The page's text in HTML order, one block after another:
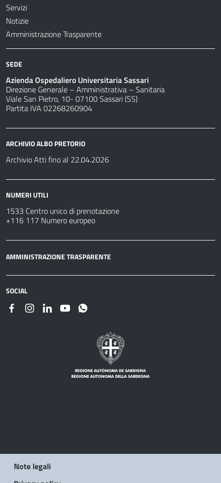
Servizi
Notizie
Amministrazione Trasparente
SEDE
Azienda Ospedaliero Universitaria Sassari
Direzione Generale – Amministrativa – Sanitaria
Viale San Pietro, 10- 07100 Sassari (SS)
Partita IVA 02268260904
ARCHIVIO ALBO PRETORIO
Archivio Atti fino al 22.04.2026
NUMERI UTILI
1533 Centro unico di prenotazione
+116 117 Numero europeo
AMMINISTRAZIONE TRASPARENTE
SOCIAL
Note legali